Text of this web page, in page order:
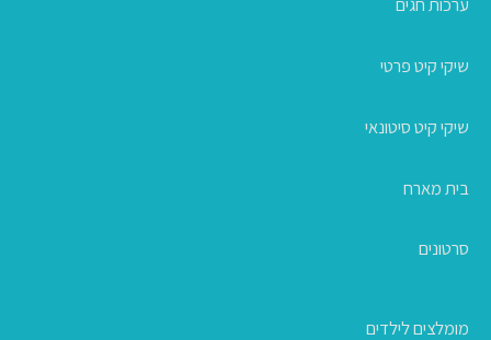
שיקי קיט פרטי
שיקי קיט סיטונאי
בית מארח
סרטונים
מומלצים לילדים